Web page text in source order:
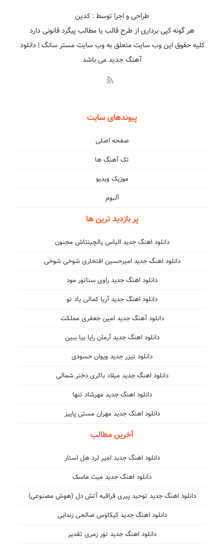
طراحی و اجرا توسط : کدین
هر گونه کپی برداری از طرح قالب یا مطالب پیگرد قانونی دارد
کلیه حقوق این وب سایت متعلق به وب سایت مستر سانگ | دانلود
آهنگ جدید می باشد
پیوندهای سایت
صفحه اصلی
تک آهنگ ها
موزیک ویدیو
آلبوم
پر بازدید ترین ها
دانلود اهنگ جدید الیاس یالچینتاش مجنون
دانلود اهنگ جدید امیرحسین افتخاری شوخی شوخی
دانلود اهنگ جدید راوی سناتور مود
دانلود اهنگ جدید آریا کمالی یاد تو
دانلود آهنگ جدید امین جعفری مملکت
دانلود اهنگ جدید آرمان رایا بیا ببین
دانلود تیزر جدید ویوان حسودی
دانلود اهنگ جدید میلاد باکری دختر شمالی
دانلود اهنگ جدید مهرشاد تنها
دانلود اهنگ جدید مهران مستی پاییز
آخرین مطالب
دانلود اهنگ جدید امیر لرد هل استار
دانلود اهنگ جدید میث ماسک
دانلود اهنگ جدید توحید پیری قراقیه آتش دل (هوش مصنوعی)
دانلود اهنگ جدید کیکاوس صالحی زندایی
دانلود اهنگ جدید تور زمری تقدیر